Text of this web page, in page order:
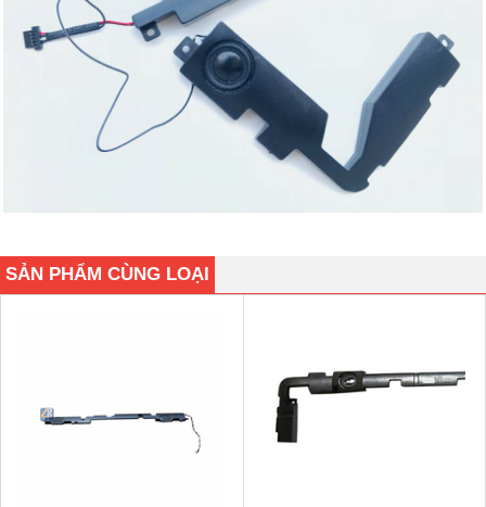
SẢN PHẨM CÙNG LOẠI